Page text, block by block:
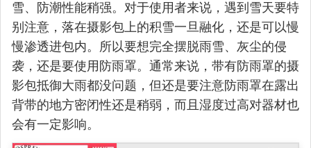
雪、防潮性能稍强。对于使用者来说，遇到雪天要特
别注意，落在摄影包上的积雪一旦融化，还是可以慢
慢渗透进包内。所以要想完全摆脱雨雪、灰尘的侵
袭，还是要使用防雨罩。通常来说，带有防雨罩的摄
影包抵御大雨都没问题，但还是要注意防雨罩在露出
背带的地方密闭性还是稍弱，而且湿度过高对器材也
会有一定影响。